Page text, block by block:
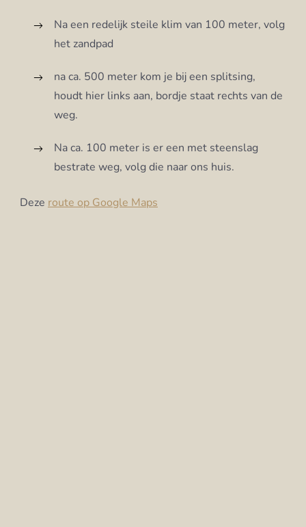
Na een redelijk steile klim van 100 meter, volg
het zandpad
na ca. 500 meter kom je bij een splitsing,
houdt hier links aan, bordje staat rechts van de
weg.
Na ca. 100 meter is er een met steenslag
bestrate weg, volg die naar ons huis.
Deze route op Google Maps